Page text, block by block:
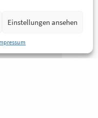
Einstellungen ansehen